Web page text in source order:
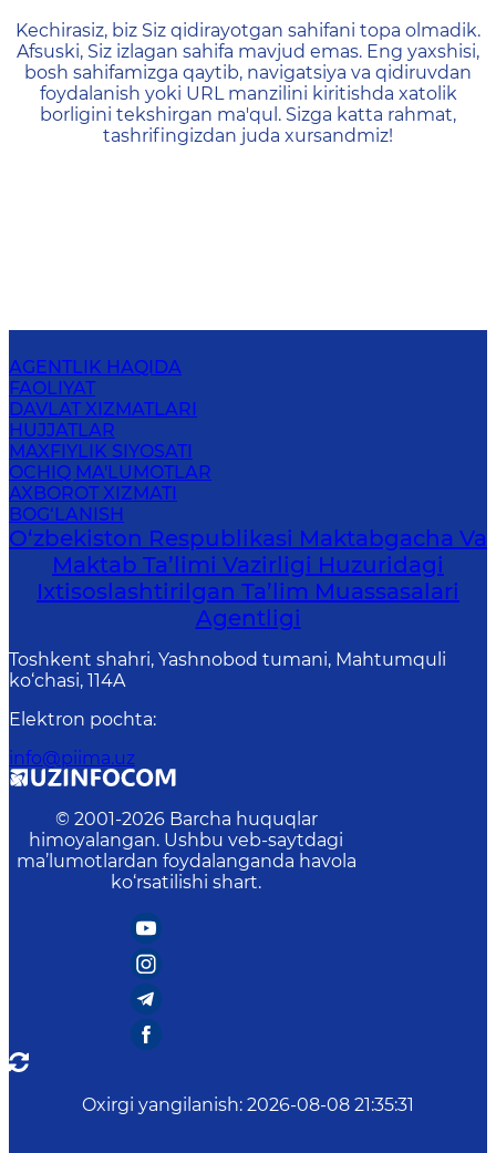
404 — Страница не
Kechirasiz, biz Siz qidirayotgan sahifani topa olmadik.
Afsuski, Siz izlagan sahifa mavjud emas. Eng yaxshisi,
bosh sahifamizga qaytib, navigatsiya va qidiruvdan
foydalanish yoki URL manzilini kiritishda xatolik
borligini tekshirgan ma'qul. Sizga katta rahmat,
tashrifingizdan juda xursandmiz!
AGENTLIK HAQIDA
FAOLIYAT
DAVLAT XIZMATLARI
HUJJATLAR
MAXFIYLIK SIYOSATI
OCHIQ MA'LUMOTLAR
AXBOROT XIZMATI
BOG‘LANISH
O‘zbekiston Respublikasi Maktabgacha Va
Maktab Ta’limi Vazirligi Huzuridagi
Ixtisoslashtirilgan Ta’lim Muassasalari
Agentligi
Toshkent shahri, Yashnobod tumani, Mahtumquli
ko‘chasi, 114A
Elektron pochta:
info@piima.uz
© 2001-2026 Barcha huquqlar
himoyalangan. Ushbu veb-saytdagi
ma’lumotlardan foydalanganda havola
ko‘rsatilishi shart.
Oxirgi yangilanish: 2026-08-08 21:35:31